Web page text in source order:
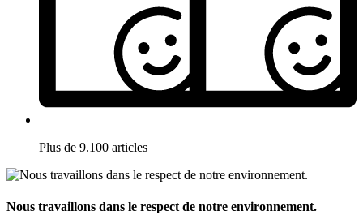
Plus de 9.100 articles
Nous travaillons dans le respect de notre environnement.